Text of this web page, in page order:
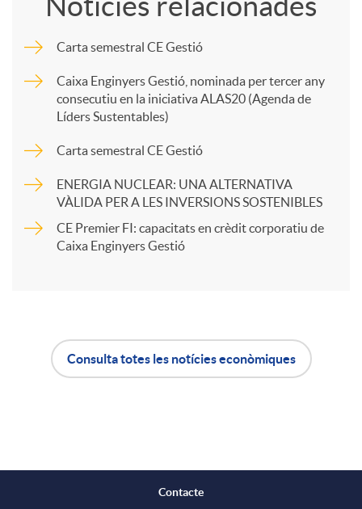
n
g
u
m
p
r
t
Carta semestral CE Gestió
Caixa Enginyers Gestió, nominada per tercer any
consecutiu en la iniciativa ALAS20 (Agenda de
Líders Sustentables)
Carta semestral CE Gestió
ENERGIA NUCLEAR: UNA ALTERNATIVA
VÀLIDA PER A LES INVERSIONS SOSTENIBLES
CE Premier FI: capacitats en crèdit corporatiu de
Caixa Enginyers Gestió
Consulta totes les notícies econòmiques
Contacte